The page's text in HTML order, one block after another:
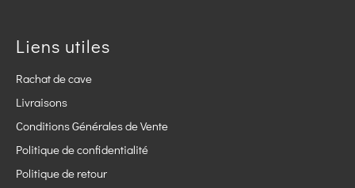
Liens utiles
Rachat de cave
Livraisons
Conditions Générales de Vente
Politique de confidentialité
Politique de retour